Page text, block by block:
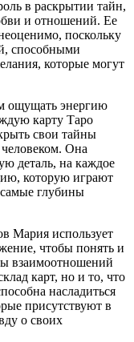
в раскрытии тайн,
и отношений. Ее
поскольку
способными
которые могут
ощущать энергию
карту Таро
свои тайны
Она
деталь, на каждое
которую играют
глубины
Мария использует
чтобы понять и
взаимоотношений
карт, но и то, что
насладиться
присутствуют в
о своих